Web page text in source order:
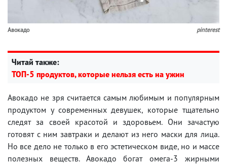
Авокадо pinterest
Читай также:
ТОП-5 продуктов, которые нельзя есть на ужин
Авокадо не зря считается самым любимым и популярным
продуктом у современных девушек, которые тщательно
следят за своей красотой и здоровьем. Они зачастую
готовят с ним завтраки и делают из него маски для лица.
Но все дело не только в его эстетическом виде, но и массе
полезных веществ. Авокадо богат омега-3 жирными